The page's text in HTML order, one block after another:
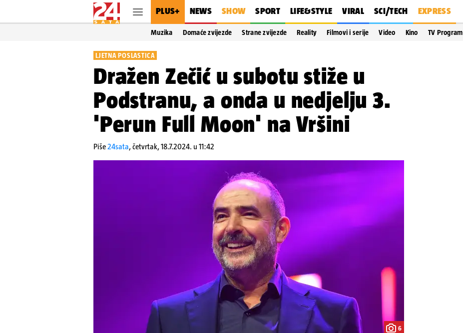
PLUS+ NEWS SHOW SPORT LIFE&STYLE VIRAL SCI/TECH EXPRESS
Muzika Domaće zvijezde Strane zvijezde Reality Filmovi i serije Video Kino TV Program
LJETNA POSLASTICA
Dražen Zečić u subotu stiže u
Podstranu, a onda u nedjelju 3.
'Perun Full Moon' na Vršini
Piše24sata,četvrtak, 18.7.2024. u 11:42
6